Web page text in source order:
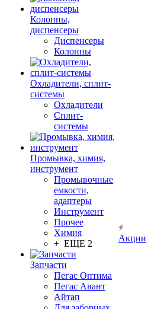
Колонны,
диспенсеры
Диспенсеры
Колонны
Охладители, сплит-
системы
Охладители
Сплит-
системы
Промывка, химия,
инструмент
Промывочные
емкости,
адаптеры
Инструмент
Прочее
Химия
+ ЕЩЕ 2
Запчасти
Пегас Оптима
Пегас Авант
Айтап
Акции